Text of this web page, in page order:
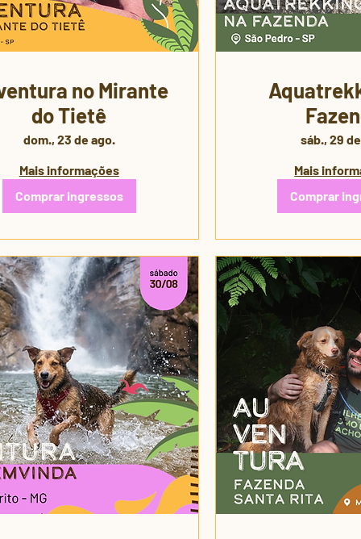
no Mirante
do Tietê
dom., 23 de ago.
Mais informações
Comprar ingressos
sáb., 29
Mais
Comprar